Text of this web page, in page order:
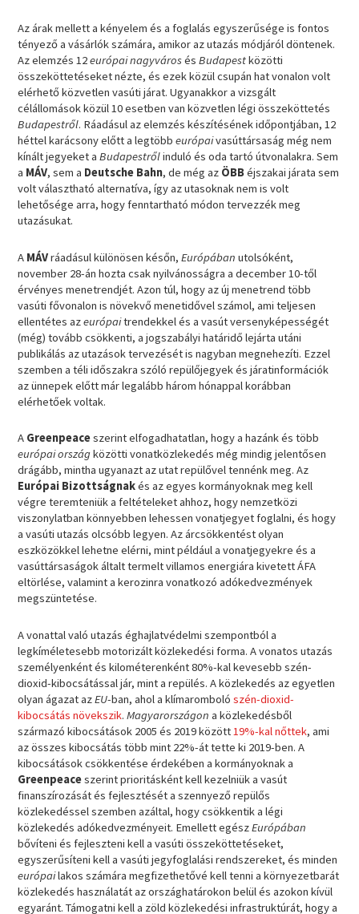
Az árak mellett a kényelem és a foglalás egyszerűsége is fontos
tényező a vásárlók számára, amikor az utazás módjáról döntenek.
Az elemzés 12európai nagyvárosésBudapestközötti
összeköttetéseket nézte, és ezek közül csupán hat vonalon volt
elérhető közvetlen vasúti járat. Ugyanakkor a vizsgált
célállomások közül 10 esetben van közvetlen légi összeköttetés
Budapestről. Ráadásul az elemzés készítésének időpontjában, 12
héttel karácsony előtt a legtöbbeurópaivasúttársaság még nem
kínált jegyeket aBudapestrőlinduló és oda tartó útvonalakra. Sem
a MÁV, sem a Deutsche Bahn, de még az ÖBBéjszakai járata sem
volt választható alternatíva, így az utasoknak nem is volt
lehetősége arra, hogy fenntartható módon tervezzék meg
utazásukat.
A MÁVráadásul különösen későn,Európábanutolsóként,
november 28-án hozta csak nyilvánosságra a december 10-től
érvényes menetrendjét. Azon túl, hogy az új menetrend több
vasúti fővonalon is növekvő menetidővel számol, ami teljesen
ellentétes azeurópaitrendekkel és a vasút versenyképességét
(még) tovább csökkenti, a jogszabályi határidő lejárta utáni
publikálás az utazások tervezését is nagyban megnehezíti. Ezzel
szemben a téli időszakra szóló repülőjegyek és járatinformációk
az ünnepek előtt már legalább három hónappal korábban
elérhetőek voltak.
A Greenpeaceszerint elfogadhatatlan, hogy a hazánk és több
európai országközötti vonatközlekedés még mindig jelentősen
drágább, mintha ugyanazt az utat repülővel tennénk meg. Az
Európai Bizottságnakés az egyes kormányoknak meg kell
végre teremteniük a feltételeket ahhoz, hogy nemzetközi
viszonylatban könnyebben lehessen vonatjegyet foglalni, és hogy
a vasúti utazás olcsóbb legyen. Az árcsökkentést olyan
eszközökkel lehetne elérni, mint például a vonatjegyekre és a
vasúttársaságok általt termelt villamos energiára kivetett ÁFA
eltörlése, valamint a kerozinra vonatkozó adókedvezmények
megszüntetése.
A vonattal való utazás éghajlatvédelmi szempontból a
legkíméletesebb motorizált közlekedési forma. A vonatos utazás
személyenként és kilométerenként 80%-kal kevesebb szén-
dioxid-kibocsátással jár, mint a repülés. A közlekedés az egyetlen
olyan ágazat azEU-ban, ahol a klímarombolószén-dioxid-
kibocsátás növekszik.Magyarországona közlekedésből
származó kibocsátások 2005 és 2019 között19%-kal nőttek, ami
az összes kibocsátás több mint 22%-át tette ki 2019-ben. A
kibocsátások csökkentése érdekében a kormányoknak a
Greenpeaceszerint prioritásként kell kezelniük a vasút
finanszírozását és fejlesztését a szennyező repülős
közlekedéssel szemben azáltal, hogy csökkentik a légi
közlekedés adókedvezményeit. Emellett egészEurópában
bővíteni és fejleszteni kell a vasúti összeköttetéseket,
egyszerűsíteni kell a vasúti jegyfoglalási rendszereket, és minden
európailakos számára megfizethetővé kell tenni a környezetbarát
közlekedés használatát az országhatárokon belül és azokon kívül
egyaránt. Támogatni kell a zöld közlekedési infrastruktúrát, hogy a